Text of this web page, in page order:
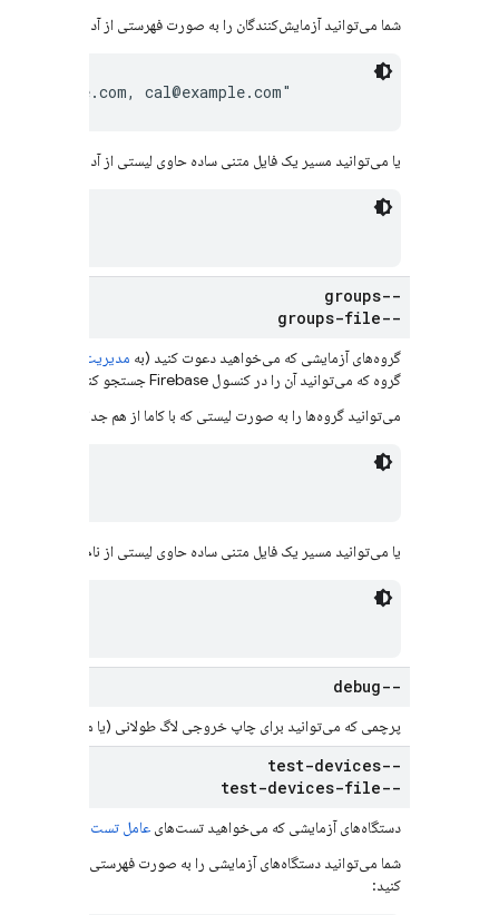
شما می‌توانید آزمایش‌کنندگان را به صورت فهرستی از آدرس‌های ایمیل
cal@example.com"
یا می‌توانید مسیر یک فایل متنی ساده حاوی لیستی از آدرس‌های ایمیل
--groups
--groups-file
گروه‌های آزمایشی که می‌خواهید دعوت کنید (به مدیریت
گروه که می‌توانید آن را در کنسول Firebaseجستجو کنید.
می‌توانید گروه‌ها را به صورت لیستی که با کاما از هم جدا شده‌اند،
یا می‌توانید مسیر یک فایل متنی ساده حاوی لیستی از نام‌های گروه که
--debug
پرچمی که می‌توانید برای چاپ خروجی لاگ طولانی (یا مفصل) اضافه
--test-devices
--test-devices-file
دستگاه‌های آزمایشی که می‌خواهید تست‌های عامل تست برنامه
شما می‌توانید دستگاه‌های آزمایشی را به صورت فهرستی از مشخصات
کنید: